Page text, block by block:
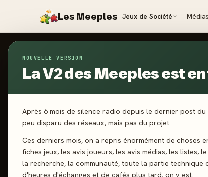
Les Meeples Jeux de Société Médias
NOUVELLE VERSION
La V2 des Meeples est
Après 6 mois de silence radio depuis le dernier post
peu disparu des réseaux, mais pas du projet.
Ces derniers mois, on a repris énormément de choses
fiches jeux, les avis joueurs, les avis médias, les listes,
la recherche, la communauté, toute la partie technique
d'heures d'échanges et de cafés plus tard, on y est.
Jeux / Pictoo Conte de Fées
2-6